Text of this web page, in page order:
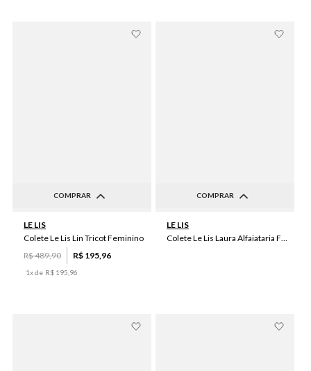
COMPRAR
LE LIS
Colete Le Lis Lin Tricot Feminino
R$489,90 R$ 195 96
1x de R$ 195 96
COMPRAR
44
46 48 50
LE LIS
Colete Le Lis Laura Alfaiataria Feminino